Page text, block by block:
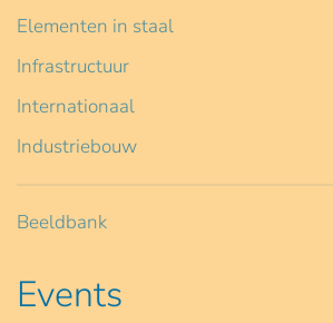
Elementen in staal
Infrastructuur
Internationaal
Industriebouw
Beeldbank
Events